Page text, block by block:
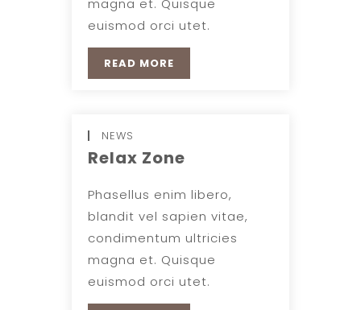
magna et. Quisque
euismod orci utet.
READ MORE
NEWS
Relax Zone
Phasellus enim libero,
blandit vel sapien vitae,
condimentum ultricies
magna et. Quisque
euismod orci utet.